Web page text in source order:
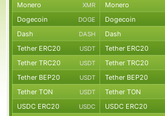
Monero XMR Monero
Dogecoin DOGE Dogecoin
Dash DASH Dash
Tether ERC20 USDT Tether ERC20
Tether TRC20 USDT Tether TRC20
Tether BEP20 USDT Tether BEP20
Tether TON USDT Tether TON
USDC ERC20 USDC USDC ERC20